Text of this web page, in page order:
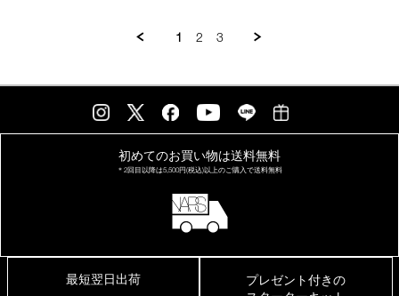
1 2 3
初めてのお買い物は送料無料
＊2回目以降は5,500円(税込)以上の ご購入で送料無料
最短翌日出荷
プレゼント付きの